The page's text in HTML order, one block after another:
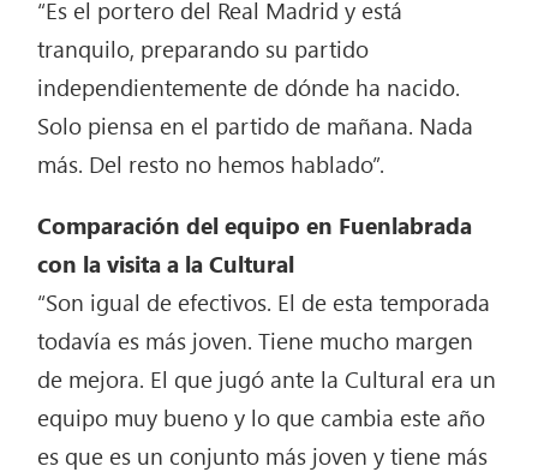
“Es el portero del Real Madrid y está
tranquilo, preparando su partido
independientemente de dónde ha nacido.
Solo piensa en el partido de mañana. Nada
más. Del resto no hemos hablado”.
Comparación del equipo en Fuenlabrada
con la visita a la Cultural
“Son igual de efectivos. El de esta temporada
todavía es más joven. Tiene mucho margen
de mejora. El que jugó ante la Cultural era un
equipo muy bueno y lo que cambia este año
es que es un conjunto más joven y tiene más